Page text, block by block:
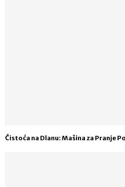
Čistoća na Dlanu: Mašina za Pranje